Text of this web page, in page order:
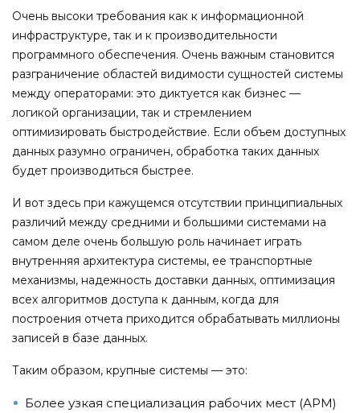
Очень высоки требования как к информационной
инфраструктуре, так и к производительности
программного обеспечения. Очень важным становится
разграничение областей видимости сущностей системы
между операторами: это диктуется как бизнес —
логикой организации, так и стремлением
оптимизировать быстродействие. Если объем доступных
данных разумно ограничен, обработка таких данных
будет производиться быстрее.
И вот здесь при кажущемся отсутствии принципиальных
различий между средними и большими системами на
самом деле очень большую роль начинает играть
внутренняя архитектура системы, ее транспортные
механизмы, надежность доставки данных, оптимизация
всех алгоритмов доступа к данным, когда для
построения отчета приходится обрабатывать миллионы
записей в базе данных.
Таким образом, крупные системы — это:
Более узкая специализация рабочих мест (АРМ)